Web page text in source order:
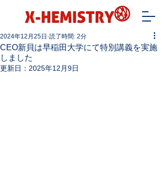
CEO新貝は早稲田大学にて特別講義を実施
しました
2024年12月25日 読了時間: 2分
更新日： 2025年12月9日